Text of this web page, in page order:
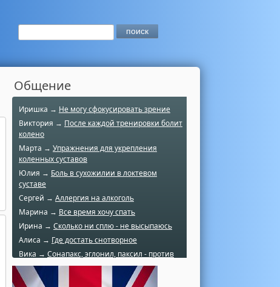
Общение
Иришка → Не могу сфокусировать зрение
Виктория → После каждой тренировки болит
колено
Марта → Упражнения для укрепления
коленных суставов
Юлия → Боль в сухожилии в локтевом
суставе
Сергей → Аллергия на алкоголь
Марина → Все время хочу спать
Ирина → Сколько ни сплю - не высыпаюсь
Алиса → Где достать снотворное
Вика → Сонапакс, эглонил, паксил - против
чего?
Катерина →
Боль в колене при нагрузке